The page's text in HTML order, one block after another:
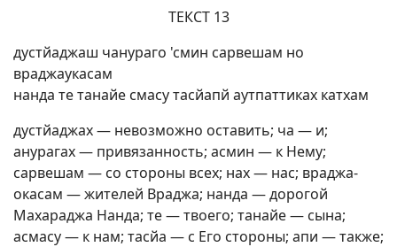
ТЕКСТ 13
дустйаджаш чанураго 'смин сарвешам но
враджаукасам
нанда те танайе смасу тасйапй аутпаттиках катхам
дустйаджах — невозможно оставить; ча — и;
анурагах — привязанность; асмин — к Нему;
сарвешам — со стороны всех; нах — нас; враджа-
окасам — жителей Враджа; нанда — дорогой
Махараджа Нанда; те — твоего; танайе — сына;
асмасу — к нам; тасйа — с Его стороны; апи — также;